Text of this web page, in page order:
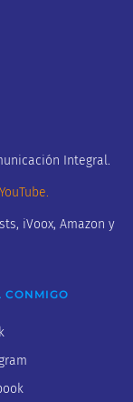
Integral.
YouTube.
iVoox, Amazon y
CONMIGO